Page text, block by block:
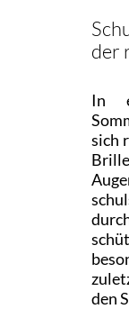
der
In
sich
den